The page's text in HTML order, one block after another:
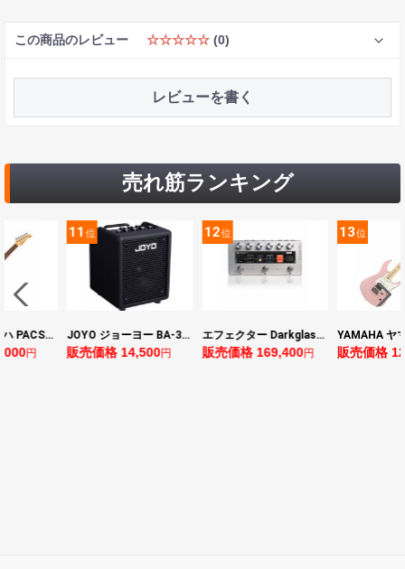
この商品のレビュー ☆☆☆☆☆ (0)
レビューを書く
売れ筋ランキング
YAMAHA ヤマハ PACS+12 ASP Pacifica Standard Plus パシフィカスタンダードプラス エレキギター
円
位
JOYO ジョーヨー BA-30 VIBE CUBE BLK 30W 小型ベースアンプ Bluetooth+OTGオーディオI/F搭載
販売価格 14,500円
位
エフェクター Darkglass Electronics Anagram ベースエフェクター プリアンプ ダークグラス アナグラム
販売価格 169,400円
位
販売価格